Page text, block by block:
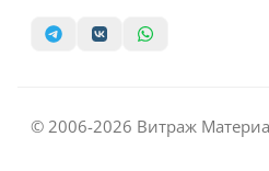
© 2006-2026 Витраж